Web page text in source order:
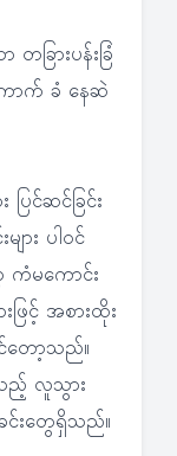
ြားပန်းခြံ
ောက် ခံ နေဆဲ
ပြင်ဆင်ခြင်း
ျား ပါဝင်
ကံမကောင်း
ြင့် အစားထိုး
တော့သည်။
ည့် လူသွား
င်းတွေရှိသည်။